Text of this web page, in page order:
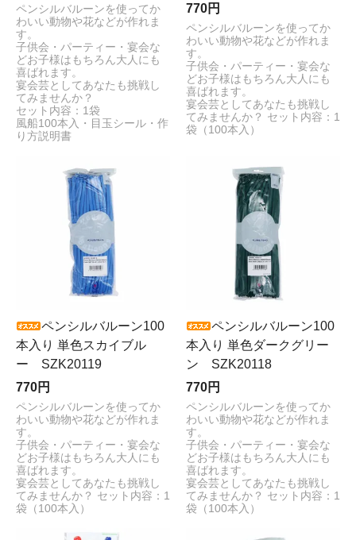
ペンシルバルーンを使ってか
わいい動物や花などが作れま
す。
子供会・パーティー・宴会な
どお子様はもちろん大人にも
喜ばれます。
宴会芸としてあなたも挑戦し
てみませんか？
セット内容：1袋
風船100本入・目玉シール・作
り方説明書
770円
ペンシルバルーンを使ってか
わいい動物や花などが作れま
す。
子供会・パーティー・宴会な
どお子様はもちろん大人にも
喜ばれます。
宴会芸としてあなたも挑戦し
てみませんか？ セット内容：1
袋（100本入）
ペンシルバルーン100
本入り 単色スカイブル
ー SZK20119
770円
ペンシルバルーンを使ってか
わいい動物や花などが作れま
す。
子供会・パーティー・宴会な
どお子様はもちろん大人にも
喜ばれます。
宴会芸としてあなたも挑戦し
てみませんか？ セット内容：1
袋（100本入）
ペンシルバルーン100
本入り 単色ダークグリー
ン SZK20118
770円
ペンシルバルーンを使ってか
わいい動物や花などが作れま
す。
子供会・パーティー・宴会な
どお子様はもちろん大人にも
喜ばれます。
宴会芸としてあなたも挑戦し
てみませんか？ セット内容：1
袋（100本入）